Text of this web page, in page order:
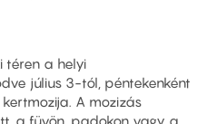
téren a helyi
július 3-tól, péntekenként
A mozizás
a füvön, padokon vagy a